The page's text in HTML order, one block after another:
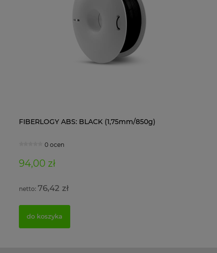
FIBERLOGY ABS: BLACK (1,75mm/850g)
0 ocen
94,00 zł
76,42 zł
do koszyka